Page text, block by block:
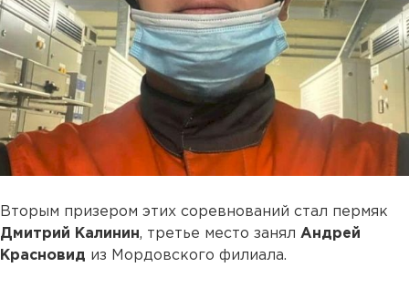
Вторым призером этих соревнований стал пермяк
Дмитрий Калинин, третье место занял Андрей
Красновид из Мордовского филиала.